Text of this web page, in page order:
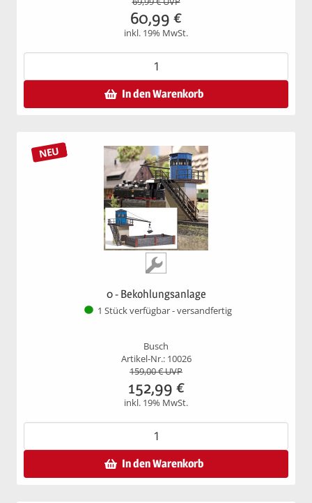
60,99 €
inkl. 19% MwSt.
In den Warenkorb
NEU
0 - Bekohlungsanlage
1 Stück verfügbar - versandfertig
Busch
Artikel-Nr.: 10026
159,00€ UVP
152,99 €
inkl. 19% MwSt.
In den Warenkorb